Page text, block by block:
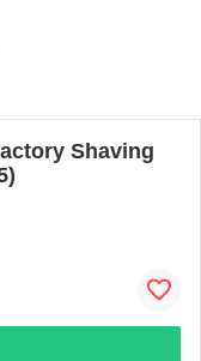
Shaving